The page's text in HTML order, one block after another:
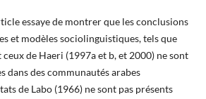
essaye de montrer que les conclusions
et modèles sociolinguistiques, tels que
ceux de Haeri (1997a et b, et 2000) ne sont
dans des communautés arabes
de Labo (1966) ne sont pas présents